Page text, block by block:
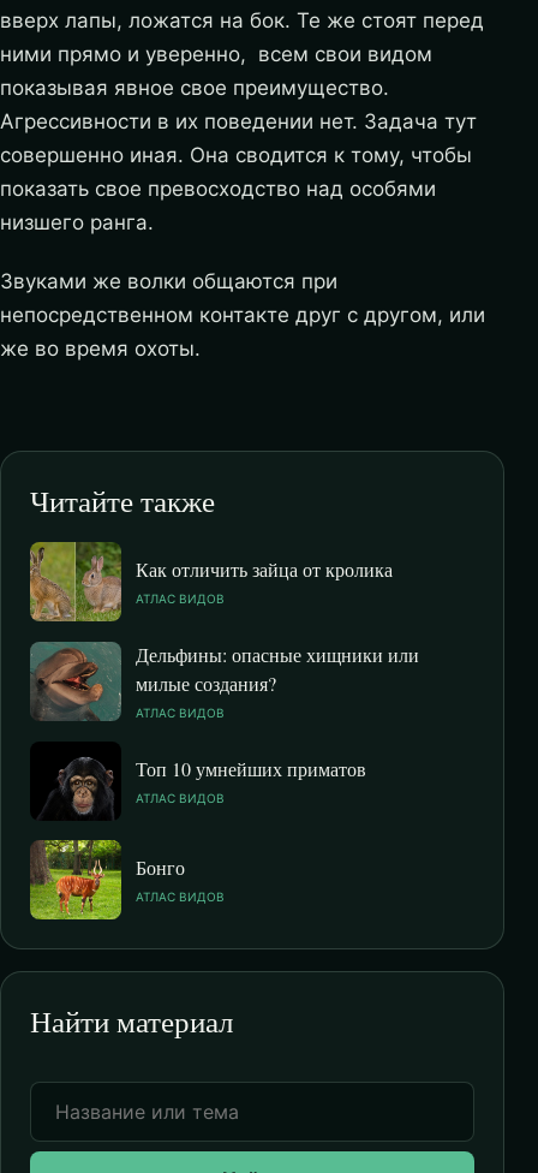
вверх лапы, ложатся на бок. Те же стоят перед
ними прямо и уверенно, всем свои видом
показывая явное свое преимущество.
Агрессивности в их поведении нет. Задача тут
совершенно иная. Она сводится к тому, чтобы
показать свое превосходство над особями
низшего ранга.
Звуками же волки общаются при
непосредственном контакте друг с другом, или
же во время охоты.
Читайте также
Как отличить зайца от кролика
АТЛАС ВИДОВ
Дельфины: опасные хищники или
милые создания?
АТЛАС ВИДОВ
Топ 10 умнейших приматов
АТЛАС ВИДОВ
Бонго
АТЛАС ВИДОВ
Найти материал